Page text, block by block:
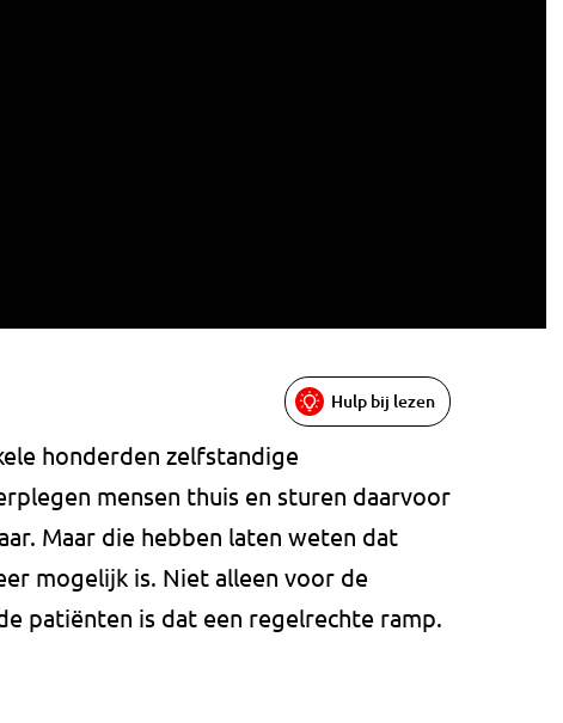
Hulp bij lezen
honderden zelfstandige
mensen thuis en sturen daarvoor
Maar die hebben laten weten dat
mogelijk is. Niet alleen voor de
patiënten is dat een regelrechte ramp.